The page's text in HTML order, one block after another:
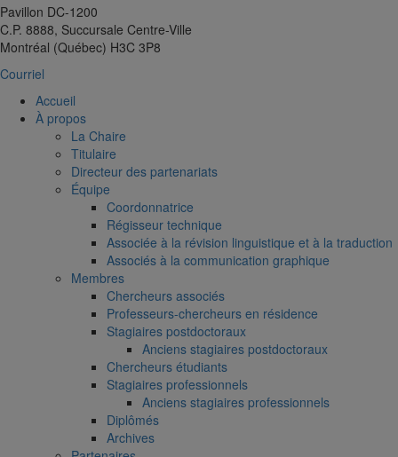
Pavillon DC-1200
C.P. 8888, Succursale Centre-Ville
Montréal (Québec) H3C 3P8
Courriel
Accueil
À propos
La Chaire
Titulaire
Directeur des partenariats
Équipe
Coordonnatrice
Régisseur technique
Associée à la révision linguistique et à la traduction
Associés à la communication graphique
Membres
Chercheurs associés
Professeurs-chercheurs en résidence
Stagiaires postdoctoraux
Anciens stagiaires postdoctoraux
Chercheurs étudiants
Stagiaires professionnels
Anciens stagiaires professionnels
Diplômés
Archives